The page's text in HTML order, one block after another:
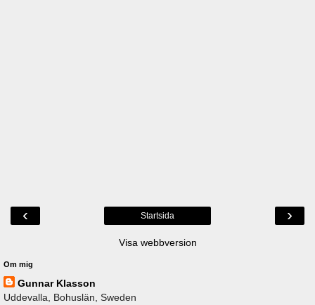
‹ ›
Startsida
Visa webbversion
Om mig
Gunnar Klasson
Uddevalla, Bohuslän, Sweden